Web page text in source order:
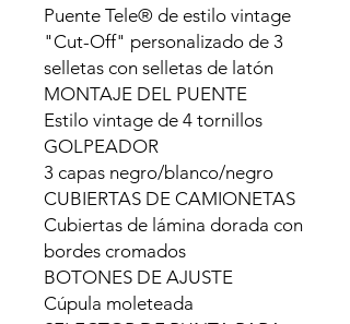
Puente Tele® de estilo vintage
"Cut-Off" personalizado de 3
selletas con selletas de latón
MONTAJE DEL PUENTE
Estilo vintage de 4 tornillos
GOLPEADOR
3 capas negro/blanco/negro
CUBIERTAS DE CAMIONETAS
Cubiertas de lámina dorada con
bordes cromados
BOTONES DE AJUSTE
Cúpula moleteada